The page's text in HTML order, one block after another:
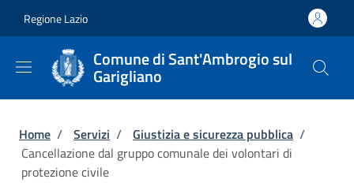
Regione Lazio
Comune di Sant'Ambrogio sul
Garigliano
Briciole di pane
Home / Servizi / Giustizia e sicurezza pubblica /
Cancellazione dal gruppo comunale dei volontari di
protezione civile